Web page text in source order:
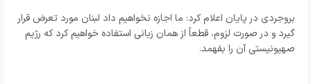
بروجردی در پایان اعلام کرد: ما اجازه نخواهیم داد لبنان مورد تعرض قرار
گیرد و در صورت لزوم، قطعاً از همان زبانی استفاده خواهیم کرد که رژیم
صهیونیستی آن را بفهمد.